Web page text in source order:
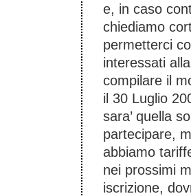
e, in caso
chiediamo
permetterci
interessati
compilare il
il 30 Luglio
sara’ quella
partecipare,
abbiamo
nei prossimi
iscrizione,